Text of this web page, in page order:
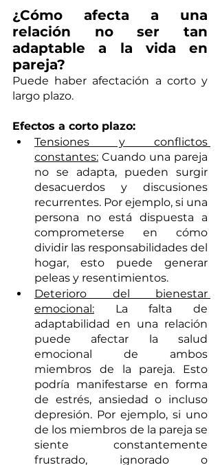
¿Cómo afecta a una
relación no ser tan
adaptable a la vida en
pareja?
Puede haber afectación a corto y
largo plazo.
Efectos a corto plazo:
Tensiones y conflictos
constantes: Cuando una pareja
no se adapta, pueden surgir
desacuerdos y discusiones
recurrentes. Por ejemplo, si una
persona no está dispuesta a
comprometerse en cómo
dividir las responsabilidades del
hogar, esto puede generar
peleas y resentimientos.
Deterioro del bienestar
emocional: La falta de
adaptabilidad en una relación
puede afectar la salud
emocional de ambos
miembros de la pareja. Esto
podría manifestarse en forma
de estrés, ansiedad o incluso
depresión. Por ejemplo, si uno
de los miembros de la pareja se
siente constantemente
frustrado, ignorado o